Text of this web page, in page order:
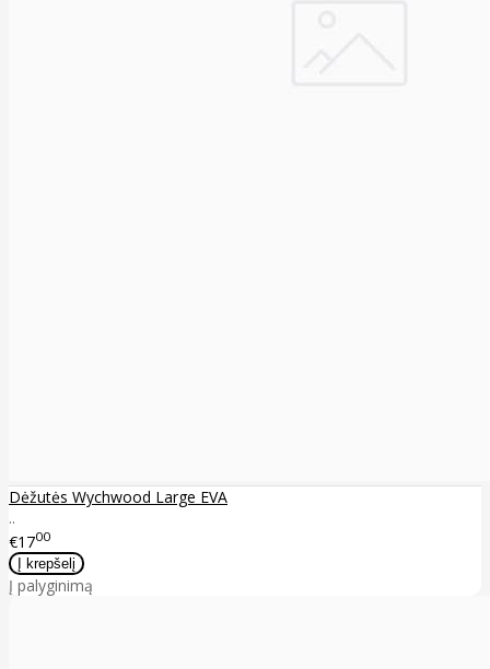
Dėžutės Wychwood Large EVA
..
€1700
Į palyginimą